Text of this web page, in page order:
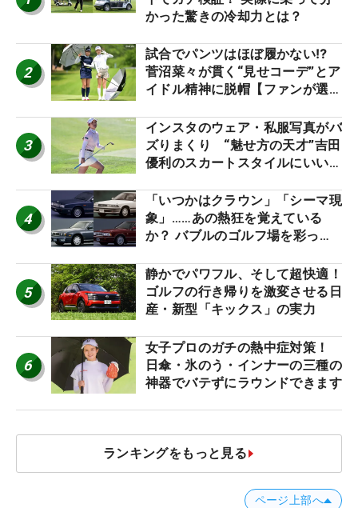
かった驚きの冷却力とは？
2
試合でパンツはほぼ履かない⁉
菅沼菜々が貫く“見せコーデ”とア
イドル精神に脱帽【ファンが選ぶ
3
インスタのウェア・私服写真がバ
ズりまくり “魅せ方の天才”吉田
優利のスカートスタイルにいい
4
「いつかはクラウン」「シーマ現
象」……あの熱狂を覚えている
か？ バブルのゴルフ場を彩った
5
静かでパワフル、そして超快適！
ゴルフの行き帰りを激変させる日
産・新型「キックス」の実力
6
女子プロのガチの熱中症対策！
日傘・氷のう・インナーの三種の
神器でバテずにラウンドできます
ランキングをもっと見る
ページ上部へ